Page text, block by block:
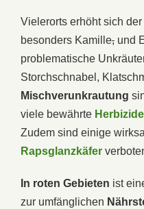
Vielerorts erhöht sich der
besonders Kamille, und
problematische
Storchschnabel,
Mischverunkrautung
viele bewährte Herbizide
Zudem sind einige
Rapsglanzkäfer
In roten Gebieten ist
zur umfänglichen